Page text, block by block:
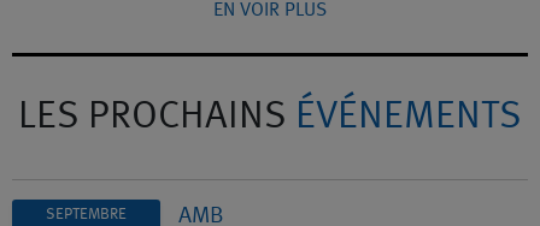
EN VOIR PLUS
LES PROCHAINS ÉVÉNEMENTS
SEPTEMBRE AMB